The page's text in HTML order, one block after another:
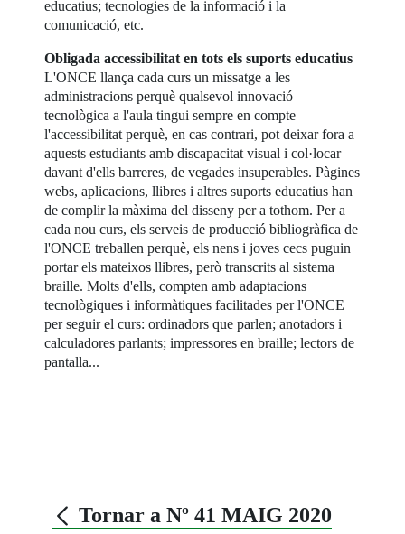
educatius; tecnologies de la informació i la
comunicació, etc.
Obligada accessibilitat en tots els suports educatius
L'ONCE llança cada curs un missatge a les
administracions perquè qualsevol innovació
tecnològica a l'aula tingui sempre en compte
l'accessibilitat perquè, en cas contrari, pot deixar fora a
aquests estudiants amb discapacitat visual i col·locar
davant d'ells barreres, de vegades insuperables. Pàgines
webs, aplicacions, llibres i altres suports educatius han
de complir la màxima del disseny per a tothom. Per a
cada nou curs, els serveis de producció bibliogràfica de
l'ONCE treballen perquè, els nens i joves cecs puguin
portar els mateixos llibres, però transcrits al sistema
braille. Molts d'ells, compten amb adaptacions
tecnològiques i informàtiques facilitades per l'ONCE
per seguir el curs: ordinadors que parlen; anotadors i
calculadores parlants; impressores en braille; lectors de
pantalla...
Tornar a Nº 41 MAIG 2020